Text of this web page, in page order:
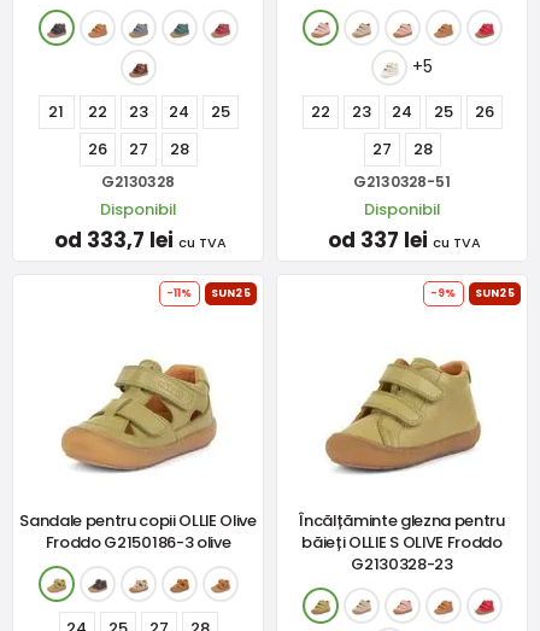
21 22 23 24
25
26
27 28
G2130328
Disponibil
od 333,7 lei cu TVA
+5
22 23 24 25
26
27
28
G2130328-51
Disponibil
od 337 lei cu TVA
-11% SUN25
Sandale pentru copii OLLIE Olive
Froddo G2150186-3 olive
-9% SUN25
Încălțăminte glezna pentru
băieți OLLIE S OLIVE Froddo
G2130328-23